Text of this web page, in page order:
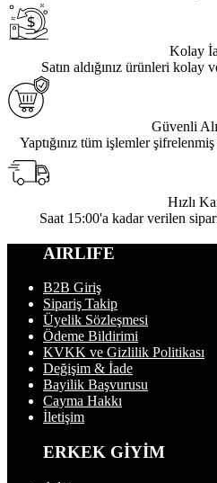
Kolay
Satın aldığınız ürünleri kolay
Güvenli
Yaptığınız tüm işlemler
Hızlı
Saat 15:00'a kadar verilen
AIRLIFE
B2B Giriş
Sipariş Takip
Üyelik Sözleşmesi
Ödeme Bildirimi
KVKK ve Gizlilik Politikası
Değişim & İade
Bayilik Başvurusu
Cayma Hakkı
İletişim
ERKEK GİYİM